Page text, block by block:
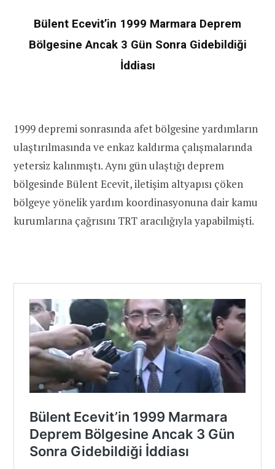
Bülent Ecevit’in 1999 Marmara Deprem
Bölgesine Ancak 3 Gün Sonra Gidebildiği
İddiası
1999 depremi sonrasında afet bölgesine yardımların
ulaştırılmasında ve enkaz kaldırma çalışmalarında
yetersiz kalınmıştı. Aynı gün ulaştığı deprem
bölgesinde Bülent Ecevit, iletişim altyapısı çöken
bölgeye yönelik yardım koordinasyonuna dair kamu
kurumlarına çağrısını TRT aracılığıyla yapabilmişti.